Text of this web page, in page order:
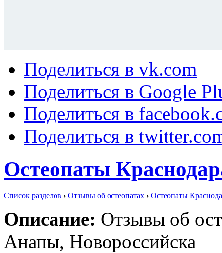
Поделиться в vk.com
Поделиться в Google
Поделиться в
Поделиться в
Остеопаты
Список разделов › Отзывы об остеопатах › Остеопаты
Описание: Отзывы об
Анапы, Новороссийска